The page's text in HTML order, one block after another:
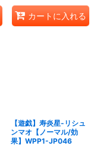
カートに入れる
【遊戯】寿炎星-リシュ
ンマオ【ノーマル/効
果】WPP1-JP046